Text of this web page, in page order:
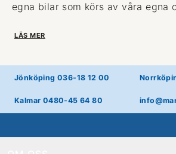
egna bilar som körs av våra egna
LÄS MER
Jönköping 036-18 12 00
Kalmar 0480-45 64 80